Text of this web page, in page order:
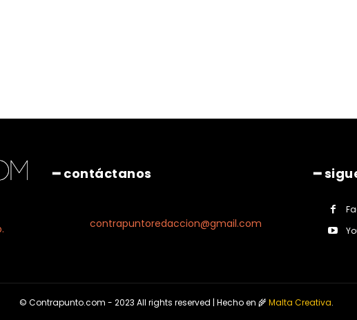
━ contáctanos
contrapuntoredaccion@gmail.com
━
© Contrapunto.com - 2023 All rights reserved | Hecho en 🌾Malta Creativa.